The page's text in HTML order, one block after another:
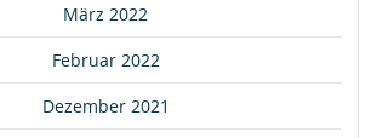
März 2022
Februar 2022
Dezember 2021